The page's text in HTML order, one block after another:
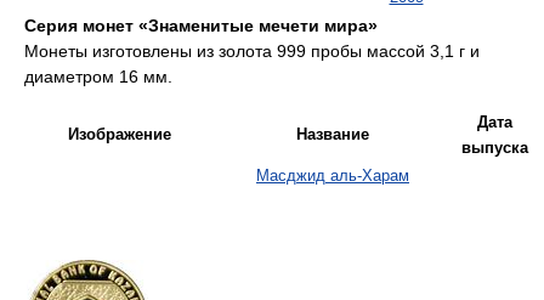
Серия монет «Знаменитые мечети мира»
Монеты изготовлены из золота 999 пробы массой 3,1 г и
диаметром 16 мм.
Изображение Название
Дата
выпуска
Масджид аль-Харам